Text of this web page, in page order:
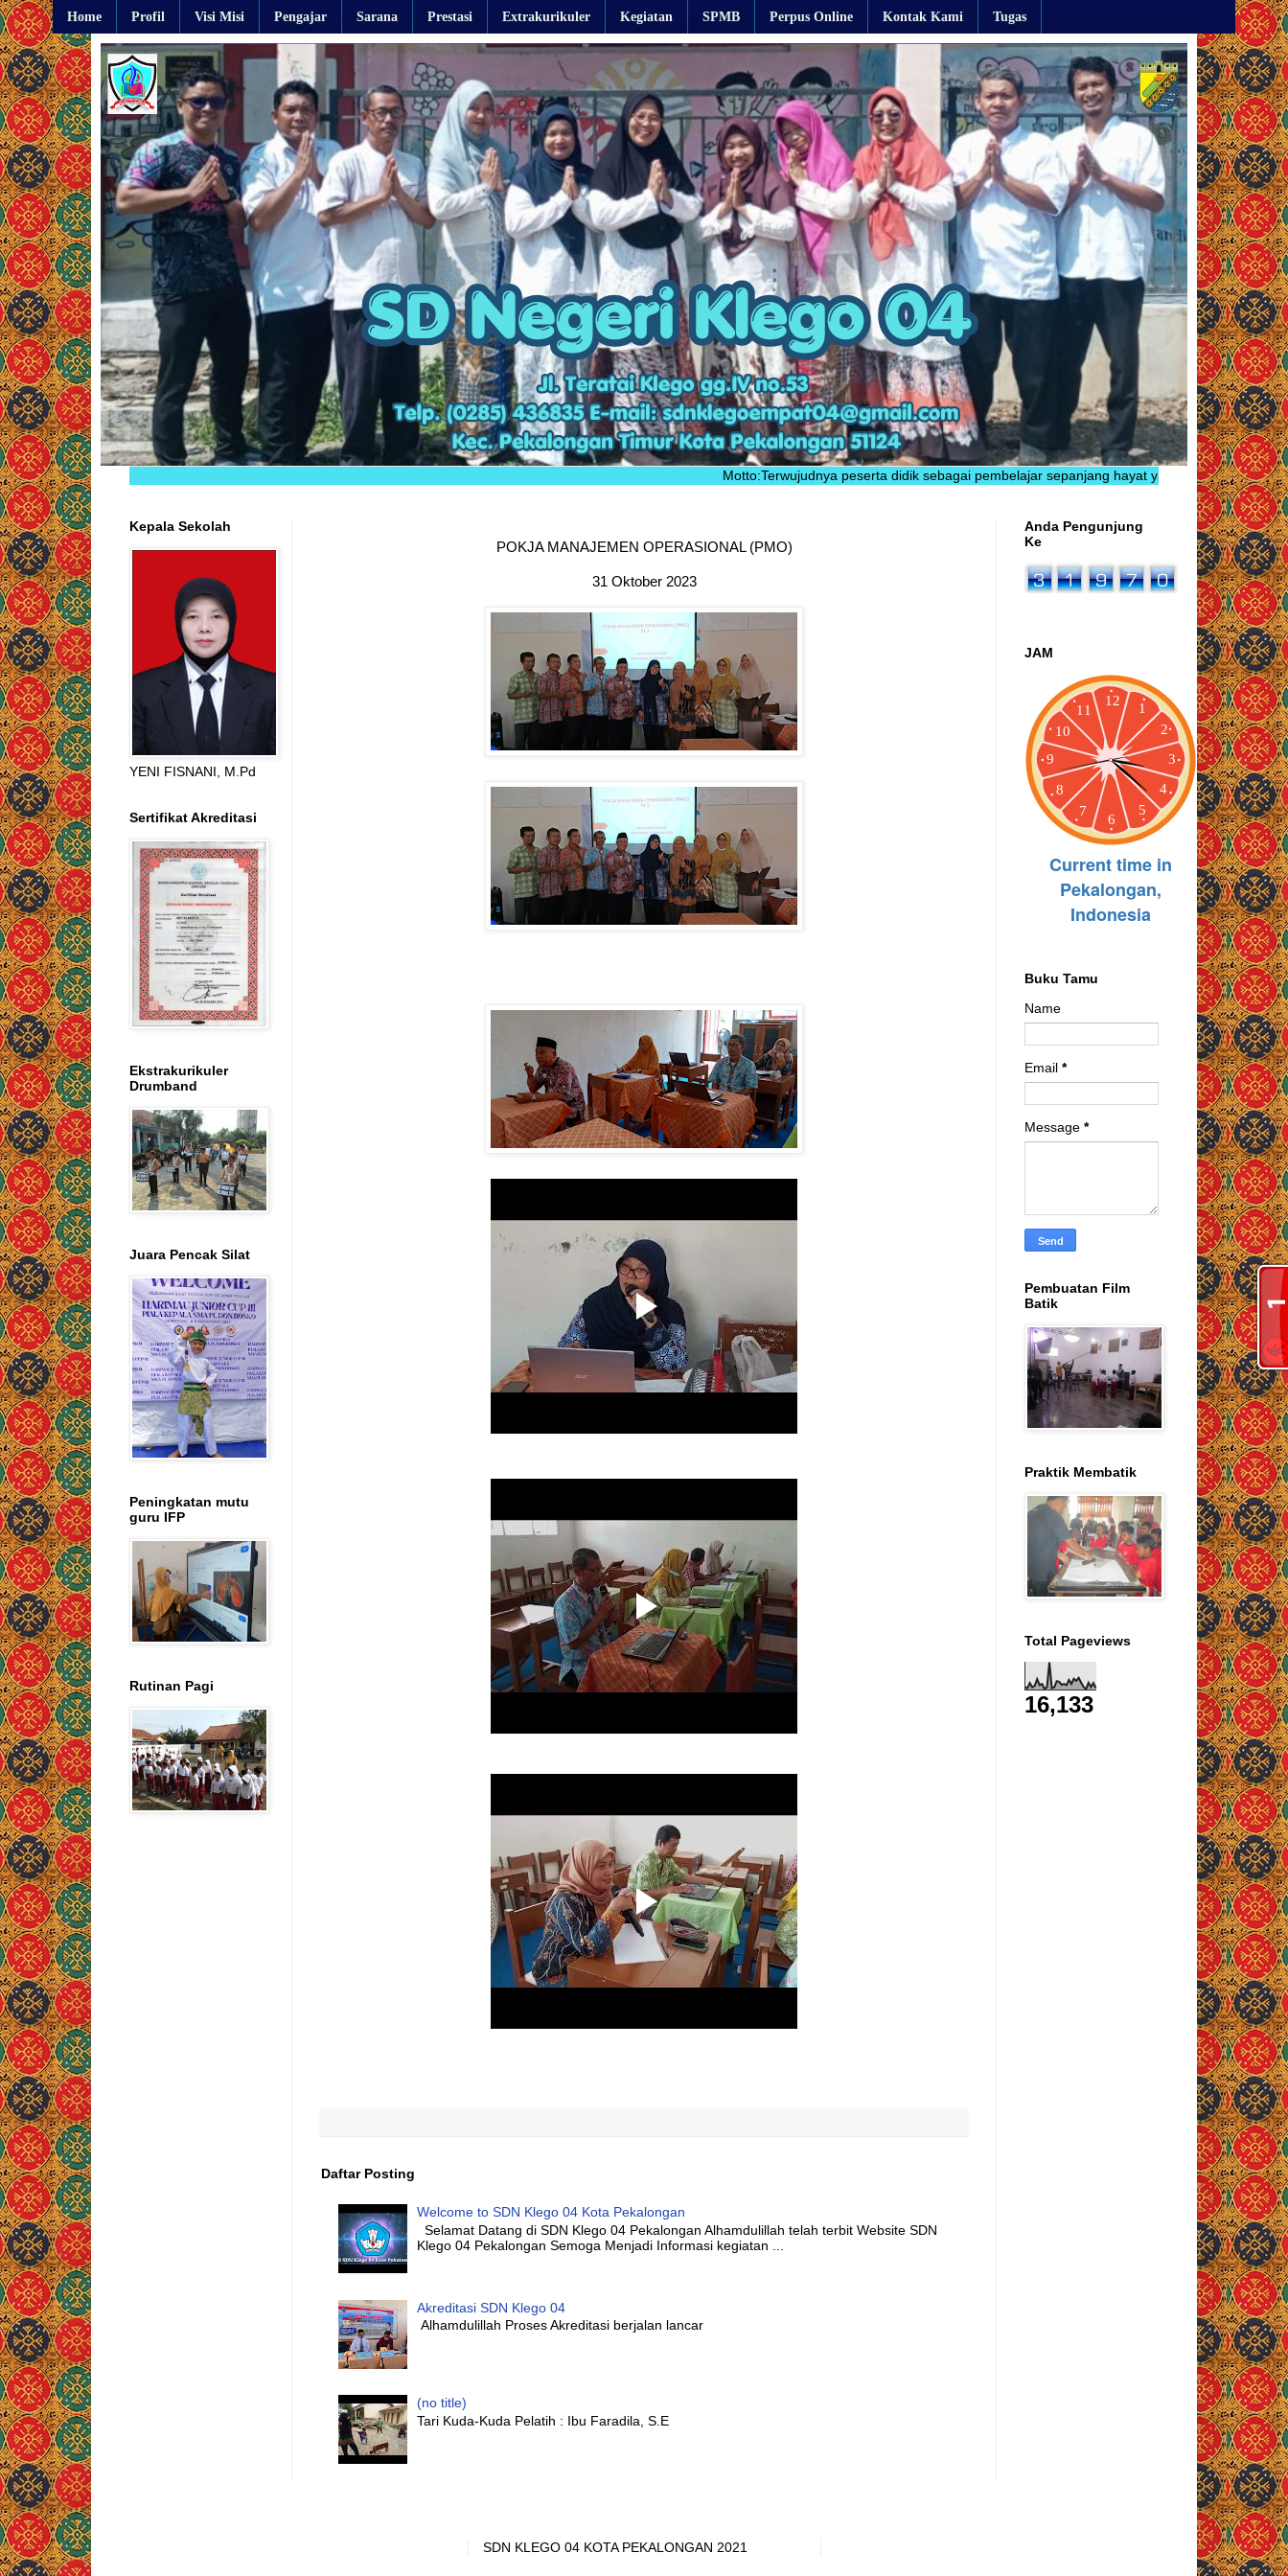
Home Profil Visi Misi Pengajar Sarana Prestasi Extrakurikuler Kegiatan SPMB Perpus Online Kontak Kami Tugas
Motto:Terwujudnya peserta didik sebagai pembelajar sepanjang hayat yang berkarakter, inovatif,
POKJA MANAJEMEN OPERASIONAL (PMO)
31 Oktober 2023
Daftar Posting
Welcome to SDN Klego 04 Kota Pekalongan
Selamat Datang di SDN Klego 04 Pekalongan Alhamdulillah telah terbit Website SDN
Klego 04 Pekalongan Semoga Menjadi Informasi kegiatan ...
Akreditasi SDN Klego 04
Alhamdulillah Proses Akreditasi berjalan lancar
(no title)
Tari Kuda-Kuda Pelatih : Ibu Faradila, S.E
Kepala Sekolah
YENI FISNANI, M.Pd
Sertifikat Akreditasi
Ekstrakurikuler
Drumband
Juara Pencak Silat
Peningkatan mutu
guru IFP
Rutinan Pagi
Anda Pengunjung
Ke
JAM
Buku Tamu
Name
Email *
Message *
Pembuatan Film
Batik
Praktik Membatik
Total Pageviews
16,133
SDN KLEGO 04 KOTA PEKALONGAN 2021